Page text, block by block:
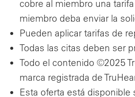
cobre al miembro una
miembro deba enviar la
Pueden aplicar tarifas de
Todas las citas deben ser
Todo el contenido ©2025
marca registrada de
Esta oferta está